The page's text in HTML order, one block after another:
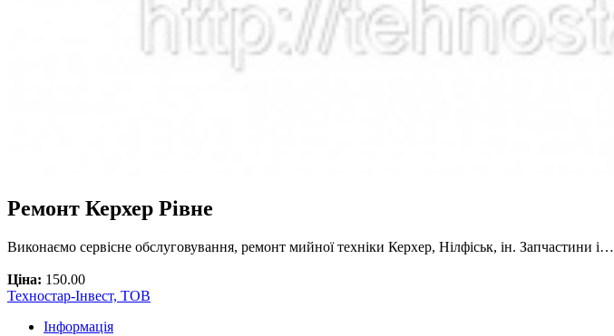
Ремонт Керхер Рівне
Виконаємо сервісне обслуговування, ремонт мийної техніки Керхер, Нілфіськ, ін. Запчастини і…
Ціна: 150.00
Техностар-Інвест, ТОВ
Інформація